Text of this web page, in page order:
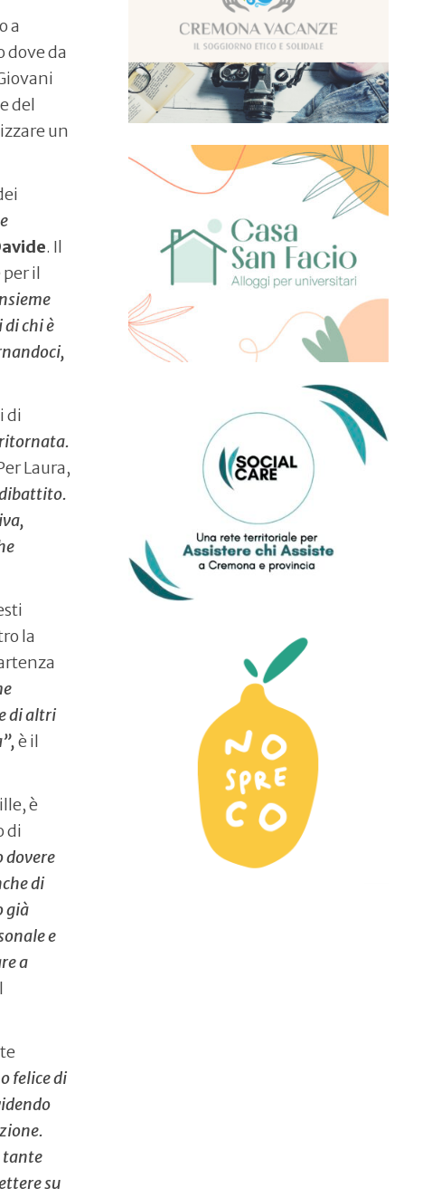
a
dove da
del
un
. Il
il
di chi è
di
ritornata.
Laura,
la
di altri
è il
è
di
dovere
di
già
e
a
felice di
tante
su